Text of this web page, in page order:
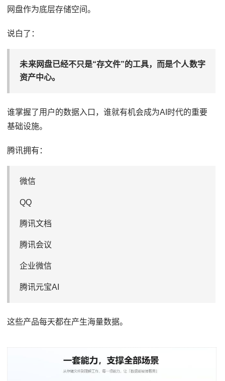
网盘作为底层存储空间。
说白了：
未来网盘已经不只是“存文件”的工具，而是个人数字
资产中心。
谁掌握了用户的数据入口，谁就有机会成为AI时代的重要
基础设施。
腾讯拥有：
微信
QQ
腾讯文档
腾讯会议
企业微信
腾讯元宝AI
这些产品每天都在产生海量数据。